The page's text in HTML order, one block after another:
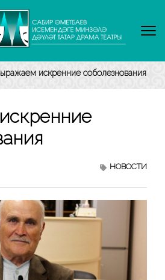
искренние соболезнования
НОВОСТИ